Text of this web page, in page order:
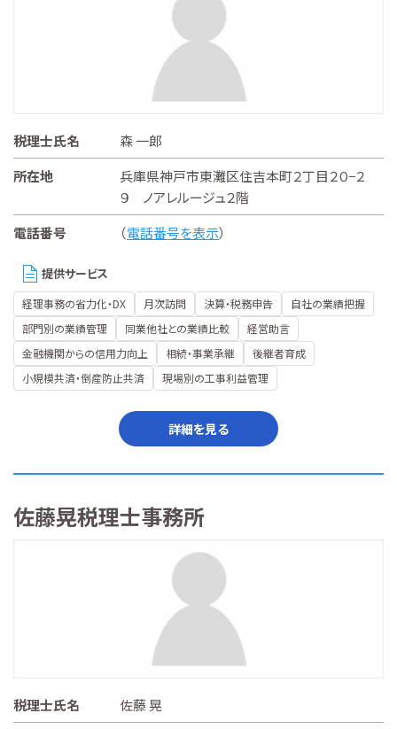
税理士氏名
森 一郎
所在地
兵庫県神戸市東灘区住吉本町２丁目２０−２
９ ノアレルージュ２階
電話番号
（電話番号を表示）
提供サービス
経理事務の省力化・DX 月次訪問 決算・税務申告
自社の業績把握
部門別の業績管理
同業他社との業績比較
経営助言
金融機関からの信用力向上
相続・事業承継
後継者育成
小規模共済・倒産防止共済
現場別の工事利益管理
詳細を見る
佐藤晃税理士事務所
税理士氏名 佐藤 晃